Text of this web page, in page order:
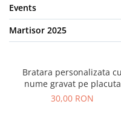
Events
Martisor 2025
Bratara personalizata cu
nume gravat pe placuta
placata cu aur, cu snur
30,00 RON